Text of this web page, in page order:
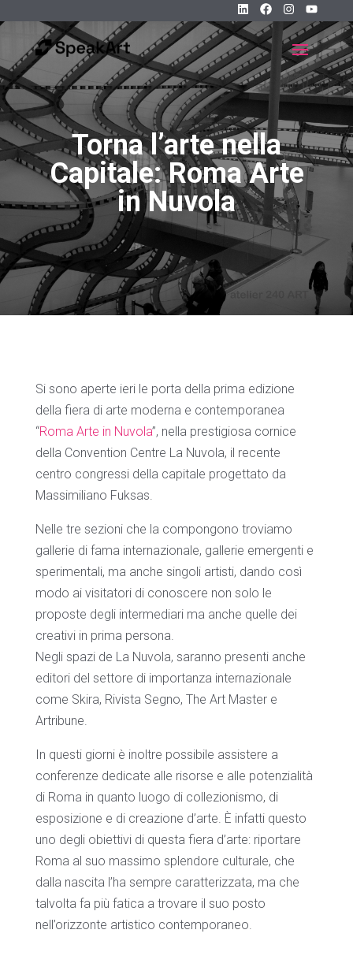
Torna l’arte nella
Capitale: Roma Arte
in Nuvola
Si sono aperte ieri le porta della prima edizione
della fiera di arte moderna e contemporanea
“Roma Arte in Nuvola”, nella prestigiosa cornice
della Convention Centre La Nuvola, il recente
centro congressi della capitale progettato da
Massimiliano Fuksas.
Nelle tre sezioni che la compongono troviamo
gallerie di fama internazionale, gallerie emergenti e
sperimentali, ma anche singoli artisti, dando così
modo ai visitatori di conoscere non solo le
proposte degli intermediari ma anche quelle dei
creativi in prima persona.
Negli spazi de La Nuvola, saranno presenti anche
editori del settore di importanza internazionale
come Skira, Rivista Segno, The Art Master e
Artribune.
In questi giorni è inoltre possibile assistere a
conferenze dedicate alle risorse e alle potenzialità
di Roma in quanto luogo di collezionismo, di
esposizione e di creazione d’arte. È infatti questo
uno degli obiettivi di questa fiera d’arte: riportare
Roma al suo massimo splendore culturale, che
dalla nascita l’ha sempre caratterizzata, ma che
talvolta fa più fatica a trovare il suo posto
nell’orizzonte artistico contemporaneo.